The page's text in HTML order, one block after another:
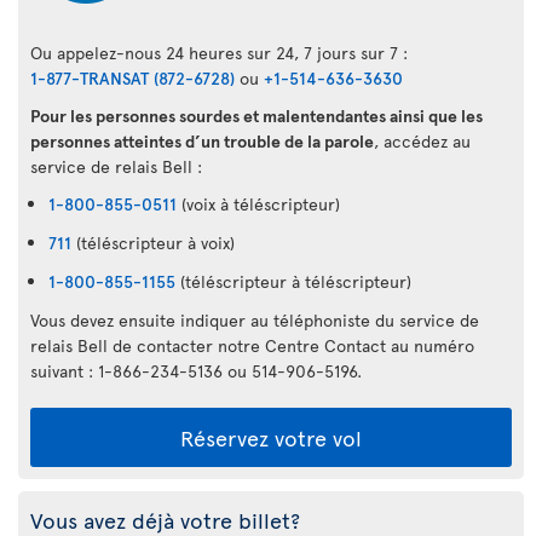
Ou appelez-nous 24 heures sur 24, 7 jours sur 7 :
1-877-TRANSAT (872-6728) ou +1-514-636-3630
Pour les personnes sourdes et malentendantes ainsi que les
personnes atteintes d’un trouble de la parole, accédez au
service de relais Bell :
1-800-855-0511 (voix à téléscripteur)
711 (téléscripteur à voix)
1-800-855-1155 (téléscripteur à téléscripteur)
Vous devez ensuite indiquer au téléphoniste du service de
relais Bell de contacter notre Centre Contact au numéro
suivant : 1-866-234-5136 ou 514-906-5196.
Réservez votre vol
Vous avez déjà votre billet?